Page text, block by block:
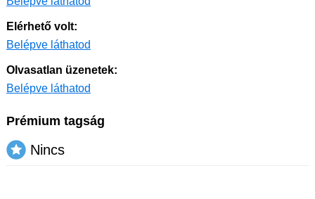
Elérhető volt:
Belépve láthatod
Olvasatlan üzenetek:
Belépve láthatod
Prémium tagság
Nincs